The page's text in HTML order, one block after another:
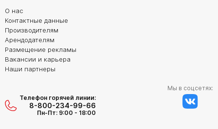
О нас
Контактные данные
Производителям
Арендодателям
Размещение рекламы
Вакансии и карьера
Наши партнеры
Телефон горячей линии:
8-800-234-99-66
Пн-Пт: 9:00 - 18:00
Мы в соцсетях: